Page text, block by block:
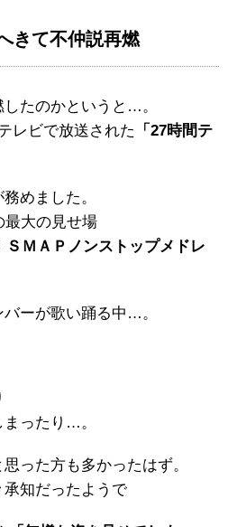
きて不仲説再燃
たのかというと…。
レビで放送された
「27時間テ
めました。
最大の見せ場
ＳＭＡＰノンストップメドレ
ーが歌い踊る中…。
ったり…。
った方も多かったはず。
知だったようで